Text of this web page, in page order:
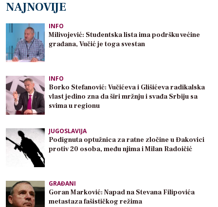
NAJNOVIJE
INFO
Milivojević: Studentska lista ima podršku većine
građana, Vučić je toga svestan
INFO
Borko Stefanović: Vučićeva i Glišićeva radikalska
vlast jedino zna da širi mržnju i svađa Srbiju sa
svima u regionu
JUGOSLAVIJA
Podignuta optužnica za ratne zločine u Đakovici
protiv 20 osoba, među njima i Milan Radoičić
GRAĐANI
Goran Marković: Napad na Stevana Filipovića
metastaza fašističkog režima